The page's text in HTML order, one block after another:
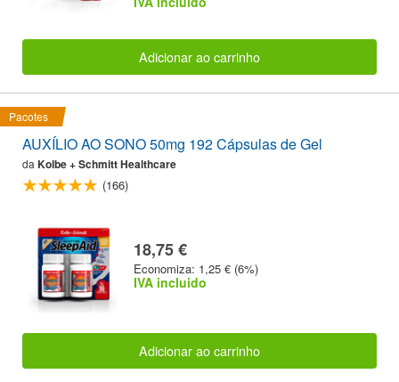
Adicionar ao carrinho
Pacotes
AUXÍLIO AO SONO 50mg 192 Cápsulas de Gel
da Kolbe + Schmitt Healthcare
(166)
18,75 €
Economiza: 1,25 € (6%)
IVA incluido
Adicionar ao carrinho